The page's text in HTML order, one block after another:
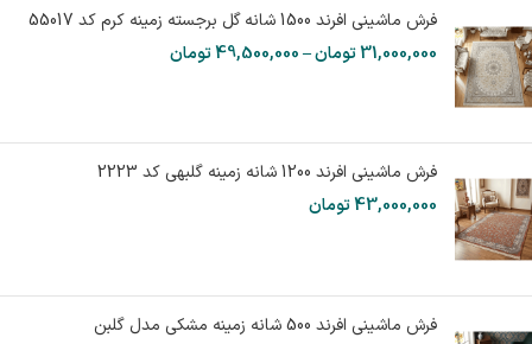
فرش ماشینی افرند 1500 شانه گل برجسته زمینه کرم کد 55017
31,000,000تومان–
49,500,000تومان
فرش ماشینی افرند 1200 شانه زمینه گلبهی کد 2223
43,000,000تومان
فرش ماشینی افرند 500 شانه زمینه مشکی مدل گلبن